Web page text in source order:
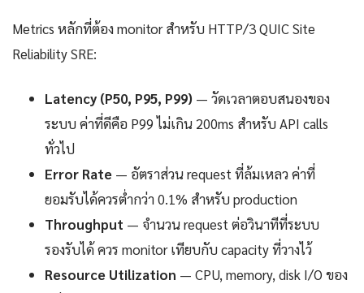
Metrics หลักที่ต้อง monitor สำหรับ HTTP/3 QUIC Site
Reliability SRE:
Latency (P50, P95, P99) — วัดเวลาตอบสนองของ
ระบบ ค่าที่ดีคือ P99 ไม่เกิน 200ms สำหรับ API calls
ทั่วไป
Error Rate — อัตราส่วน request ที่ล้มเหลว ค่าที่
ยอมรับได้ควรต่ำกว่า 0.1% สำหรับ production
Throughput — จำนวน request ต่อวินาทีที่ระบบ
รองรับได้ ควร monitor เทียบกับ capacity ที่วางไว้
Resource Utilization — CPU, memory, disk I/O ของ